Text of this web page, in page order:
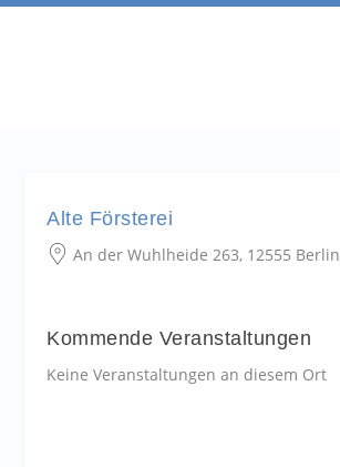
Alte Försterei
An der Wuhlheide 263, 12555 Berlin
Kommende Veranstaltungen
Keine Veranstaltungen an diesem Ort